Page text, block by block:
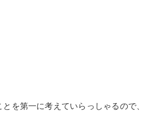
を第一に考えていらっしゃるので、